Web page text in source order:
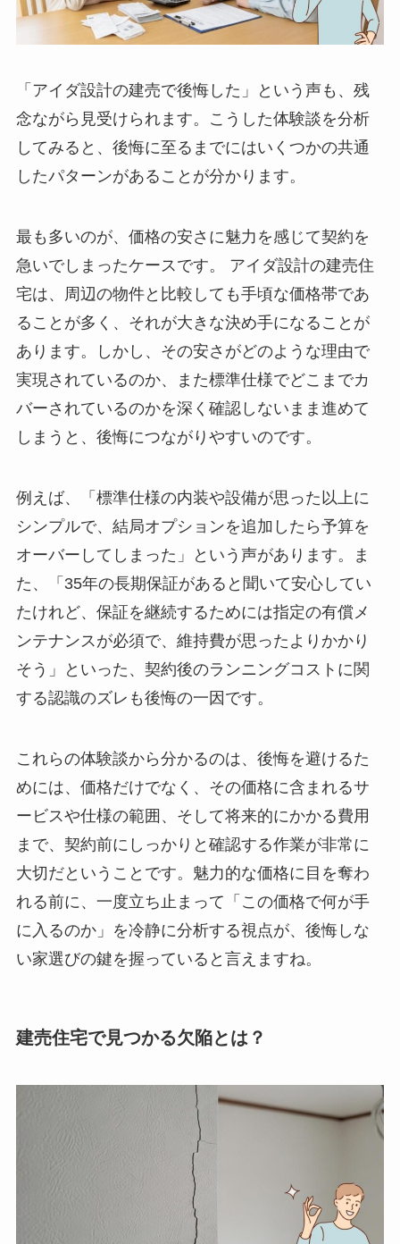
「アイダ設計の建売で後悔した」という声も、残
念ながら見受けられます。こうした体験談を分析
してみると、後悔に至るまでにはいくつかの共通
したパターンがあることが分かります。
最も多いのが、価格の安さに魅力を感じて契約を
急いでしまったケースです。 アイダ設計の建売住
宅は、周辺の物件と比較しても手頃な価格帯であ
ることが多く、それが大きな決め手になることが
あります。しかし、その安さがどのような理由で
実現されているのか、また標準仕様でどこまでカ
バーされているのかを深く確認しないまま進めて
しまうと、後悔につながりやすいのです。
例えば、「標準仕様の内装や設備が思った以上に
シンプルで、結局オプションを追加したら予算を
オーバーしてしまった」という声があります。ま
た、「35年の長期保証があると聞いて安心してい
たけれど、保証を継続するためには指定の有償メ
ンテナンスが必須で、維持費が思ったよりかかり
そう」といった、契約後のランニングコストに関
する認識のズレも後悔の一因です。
これらの体験談から分かるのは、後悔を避けるた
めには、価格だけでなく、その価格に含まれるサ
ービスや仕様の範囲、そして将来的にかかる費用
まで、契約前にしっかりと確認する作業が非常に
大切だということです。魅力的な価格に目を奪わ
れる前に、一度立ち止まって「この価格で何が手
に入るのか」を冷静に分析する視点が、後悔しな
い家選びの鍵を握っていると言えますね。
建売住宅で見つかる欠陥とは？